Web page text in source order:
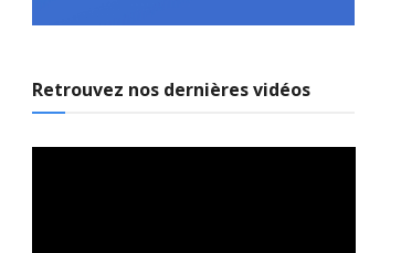
Retrouvez nos dernières vidéos